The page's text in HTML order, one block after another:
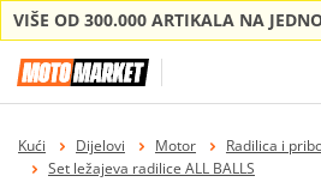
VIŠE OD 300.000 ARTIKALA NA
Kući Dijelovi Motor
Radilica i
Set ležajeva radilice ALL BALLS